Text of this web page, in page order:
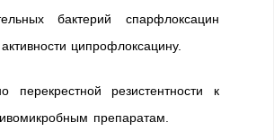
бактерий спарфлоксацин
ципрофлоксацину.
перекрестной резистентности к
препаратам.